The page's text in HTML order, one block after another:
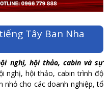
Tây Ban Nha
nghị, hội thảo, cabin và sự
nghị, hội thảo, cabin trình độ
nhỏ cho các doanh nghiệp, tổ